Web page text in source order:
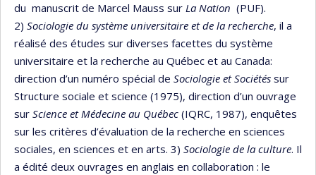
du manuscrit de Marcel Mauss sur La Nation (PUF).
2) Sociologie du système universitaire et de la recherche, il a
réalisé des études sur diverses facettes du système
universitaire et la recherche au Québec et au Canada:
direction d’un numéro spécial de Sociologie et Sociétés sur
Structure sociale et science (1975), direction d’un ouvrage
sur Science et Médecine au Québec (IQRC, 1987), enquêtes
sur les critères d’évaluation de la recherche en sciences
sociales, en sciences et en arts. 3) Sociologie de la culture. Il
a édité deux ouvrages en anglais en collaboration : le